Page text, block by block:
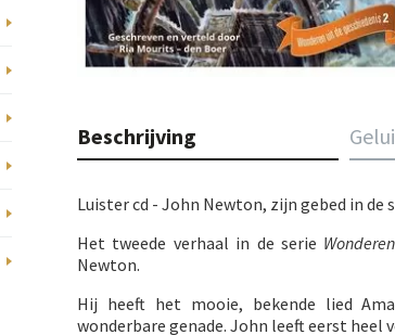
Beschrijving
Luister cd - John Newton, zijn gebed in de
Het tweede verhaal in de serie
Newton.
Hij heeft het mooie, bekende lied
wonderbare genade. John leeft eerst heel